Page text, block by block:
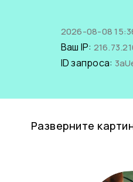
2026-08-08
Ваш IP:
ID запроса:
Разверните